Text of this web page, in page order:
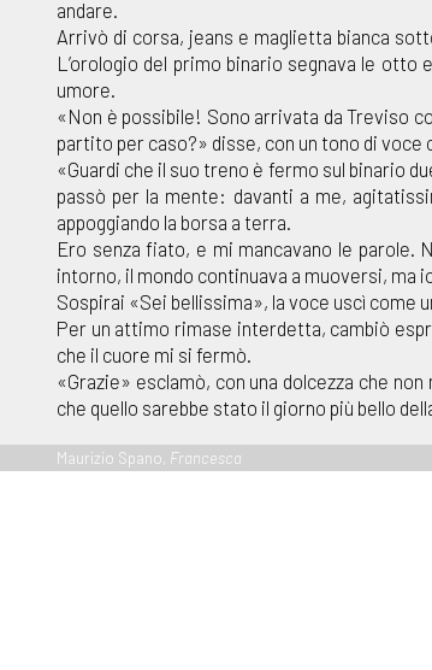
andare.
Arrivò di corsa, jeans e maglietta bianca
L’orologio del primo binario segnava le
umore.
«Non è possibile! Sono arrivata da Treviso
partito per caso?» disse, con un tono di
«Guardi che il suo treno è fermo sul binario
passò per la mente: davanti a me,
appoggiando la borsa a terra.
Ero senza fiato, e mi mancavano le parole.
intorno, il mondo continuava a muoversi, ma
Sospirai «Sei bellissima», la voce uscì come
Per un attimo rimase interdetta, cambiò
che il cuore mi si fermò.
«Grazie» esclamò, con una dolcezza che
che quello sarebbe stato il giorno più bello
Maurizio Spano, Francesca